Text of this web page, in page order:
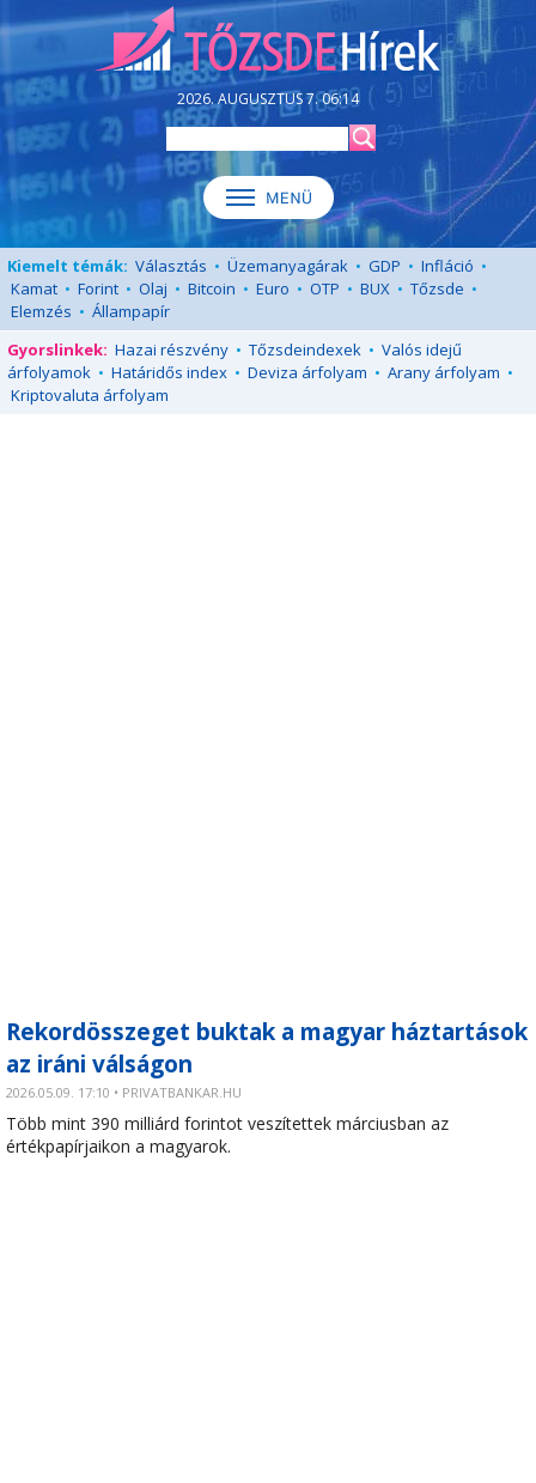
2026. AUGUSZTUS 7. 06:14
Kiemelt témák: Választás • Üzemanyagárak • GDP • Infláció •
Kamat • Forint • Olaj • Bitcoin • Euro • OTP • BUX • Tőzsde •
Elemzés • Állampapír
Gyorslinkek: Hazai részvény • Tőzsdeindexek • Valós idejű
árfolyamok • Határidős index • Deviza árfolyam • Arany árfolyam •
Kriptovaluta árfolyam
Rekordösszeget buktak a magyar háztartások
az iráni válságon
2026.05.09. 17:10 • PRIVATBANKAR.HU
Több mint 390 milliárd forintot veszítettek márciusban az
értékpapírjaikon a magyarok.